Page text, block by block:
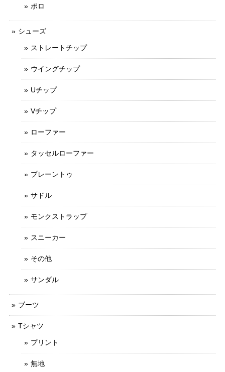
ポロ
シューズ
ストレートチップ
ウイングチップ
Uチップ
Vチップ
ローファー
タッセルローファー
プレーントゥ
サドル
モンクストラップ
スニーカー
その他
サンダル
ブーツ
Tシャツ
プリント
無地